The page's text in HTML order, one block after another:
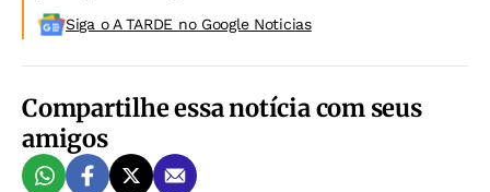
Siga o A TARDE no Google Noticias
Compartilhe essa notícia com seus
amigos